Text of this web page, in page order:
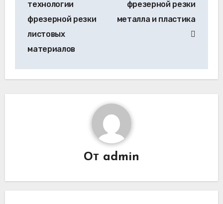
записям
технологии
фрезерной резки
листовых
материалов
фрезерной резки
металла и пластика
От admin